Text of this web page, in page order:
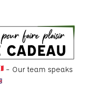
– Our team speaks